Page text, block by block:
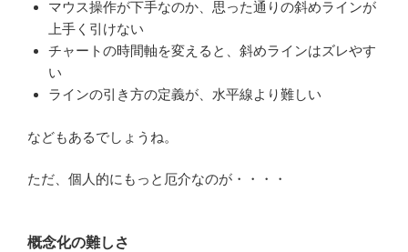
マウス操作が下手なのか、思った通りの斜めラインが
上手く引けない
チャートの時間軸を変えると、斜めラインはズレやす
い
ラインの引き方の定義が、水平線より難しい
などもあるでしょうね。
ただ、個人的にもっと厄介なのが・・・・
概念化の難しさ